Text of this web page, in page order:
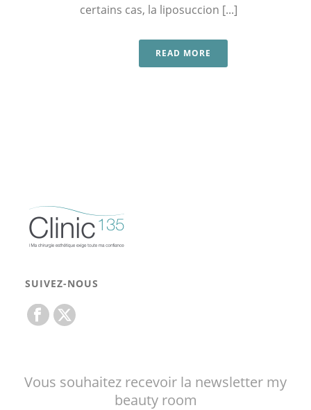
certains cas, la liposuccion [...]
READ MORE
SUIVEZ-NOUS
Vous souhaitez recevoir la newsletter my
beauty room